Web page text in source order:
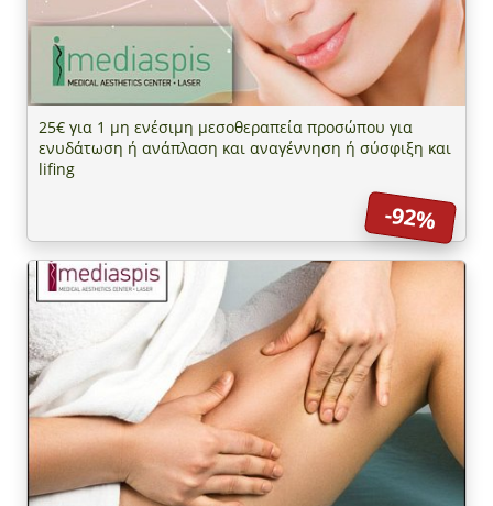
25€ για 1 μη ενέσιμη μεσοθεραπεία προσώπου για
ενυδάτωση ή ανάπλαση και αναγέννηση ή σύσφιξη και
lifing
-92%